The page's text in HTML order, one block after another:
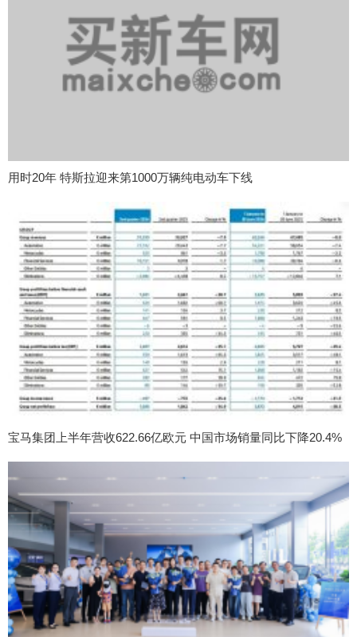
用时20年 特斯拉迎来第1000万辆纯电动车下线
宝马集团上半年营收622.66亿欧元 中国市场销量同比下降20.4%